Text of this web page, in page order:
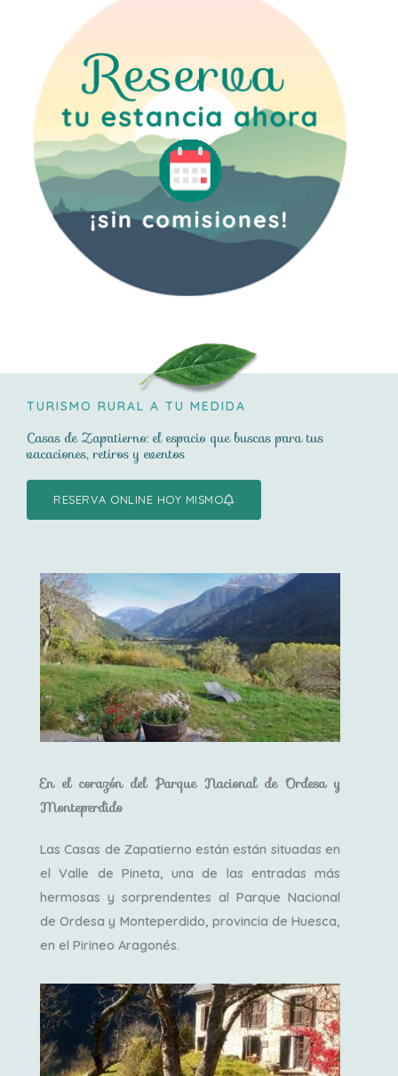
e
5
4
5
o
n
4
d
TURISMO RURAL A TU MEDIDA
Casas de Zapatierno: el espacio que buscas para tus
vacaciones, retiros y eventos
RESERVA ONLINE HOY MISMO
En el corazón del Parque Nacional de Ordesa y
Monteperdido
Las Casas de Zapatierno están están situadas en
el Valle de Pineta, una de las entradas más
hermosas y sorprendentes al Parque Nacional
de Ordesa y Monteperdido, provincia de Huesca,
en el Pirineo Aragonés.